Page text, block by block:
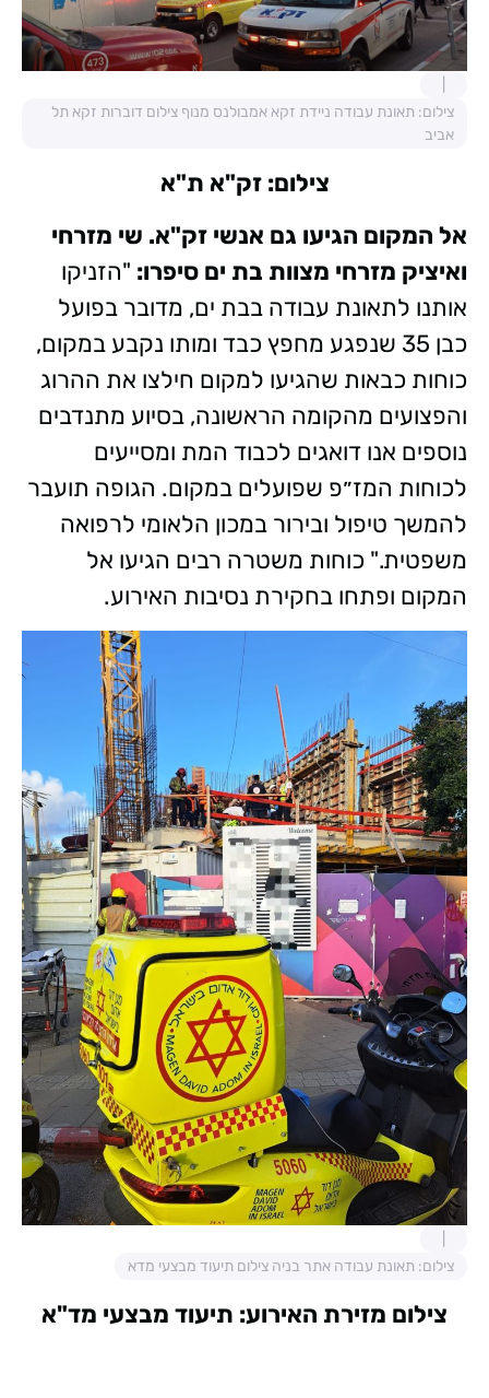
צילום: תאונת עבודה ניידת זקא אמבולנס מנוף צילום דוברות זקא תל
אביב
צילום: זק"א ת"א
אל המקום הגיעו גם אנשי זק"א. שי מזרחי
ואיציק מזרחי מצוות בת ים סיפרו: "הזניקו
אותנו לתאונת עבודה בבת ים, מדובר בפועל
כבן 35 שנפגע מחפץ כבד ומותו נקבע במקום,
כוחות כבאות שהגיעו למקום חילצו את ההרוג
והפצועים מהקומה הראשונה, בסיוע מתנדבים
נוספים אנו דואגים לכבוד המת ומסייעים
לכוחות המז״פ שפועלים במקום. הגופה תועבר
להמשך טיפול ובירור במכון הלאומי לרפואה
משפטית." כוחות משטרה רבים הגיעו אל
המקום ופתחו בחקירת נסיבות האירוע.
צילום: תאונת עבודה אתר בניה צילום תיעוד מבצעי מדא
צילום מזירת האירוע: תיעוד מבצעי מד"א